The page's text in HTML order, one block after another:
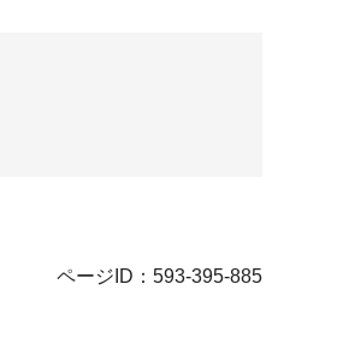
ページID：593-395-885